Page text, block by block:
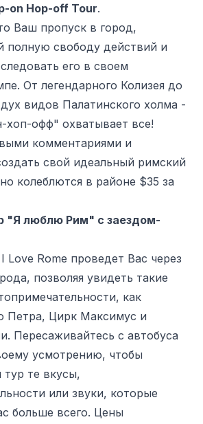
on Hop-off Tour.
Ваш пропуск в город,
полную свободу действий и
его в своем
От легендарного Колизея до
видов Палатинского холма -
хоп-офф" охватывает все!
комментариями и
свой идеальный римский
колеблются в районе $35 за
"Я люблю Рим" с заездом-
Love Rome проведет Вас через
позволяя увидеть такие
как
Петра, Цирк Максимус и
Пересаживайтесь с автобуса
усмотрению, чтобы
те вкусы,
или звуки, которые
больше всего. Цены